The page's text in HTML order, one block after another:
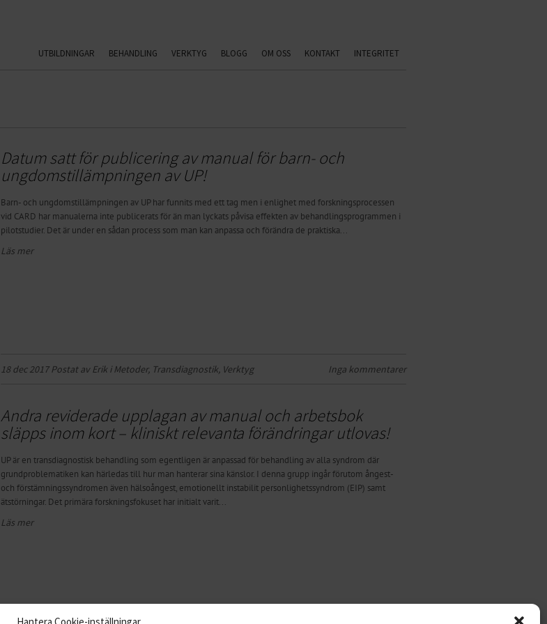
Hantera Cookie-inställningar
UTBILDNINGAR BEHANDLING VERKTYG BLOGG OM OSS KONTAKT INTEGRITET
Datum satt för publicering av manual för barn- och
ungdomstillämpningen av UP!
Barn- och ungdomstillämpningen av UP har funnits med ett tag men i enlighet med forskningsprocessen
vid CARD har manualerna inte publicerats för än man lyckats påvisa effekten av behandlingsprogrammen i
pilotstudier. Det är under en sådan process som man kan anpassa och förändra de praktiska...
Läs mer
18 dec 2017 Postat av Erik iMetoder, Transdiagnostik, Verktyg Inga kommentarer
Andra reviderade upplagan av manual och arbetsbok
släpps inom kort – kliniskt relevanta förändringar utlovas!
UP är en transdiagnostisk behandling som egentligen är anpassad för behandling av alla syndrom där
grundproblematiken kan härledas till hur man hanterar sina känslor. I denna grupp ingår förutom ångest-
och förstämningssyndromen även hälsoångest, emotionellt instabilit personlighetssyndrom (EIP) samt
ätstörningar. Det primära forskningsfokuset har initialt varit...
Läs mer